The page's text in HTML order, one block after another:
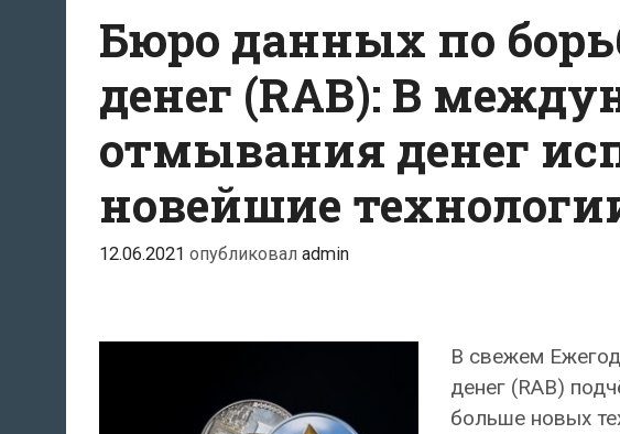
Бюро данных по
денег (RAB): В
отмывания денег
новейшие
12.06.2021 опубликовал admin
В свежем
денег (RAB)
больше новых